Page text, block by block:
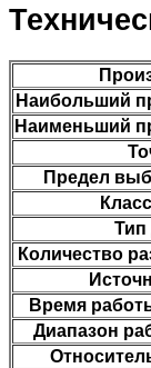
Наибольший
Наименьший
Предел
Тип
Количество
Время
Диапазон